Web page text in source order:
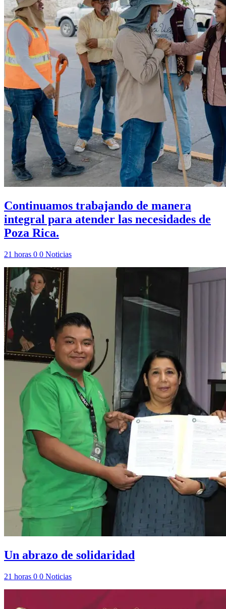
Continuamos trabajando de manera
integral para atender las necesidades de
Poza Rica.
21 horas 0 0 Noticias
Un abrazo de solidaridad
21 horas 0 0 Noticias